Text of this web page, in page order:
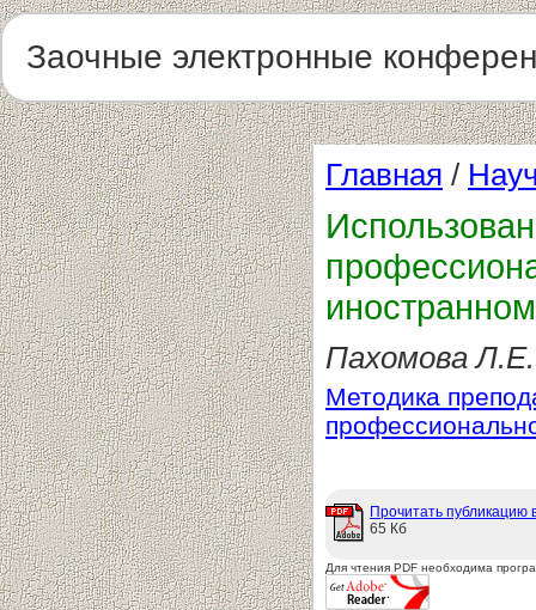
Заочные электронные
Главная /
Пахомова Л.Е.
Методика
Прочитать публикацию
65 Кб
Для чтения PDF необходима